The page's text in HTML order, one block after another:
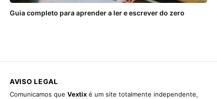
Guia completo para aprender a ler e escrever do zero
AVISO LEGAL
Comunicamos que Vextix é um site totalmente independente,